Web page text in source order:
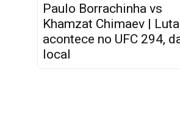
Paulo Borrachinha vs
Khamzat Chimaev | Luta
acontece no UFC 294,
local